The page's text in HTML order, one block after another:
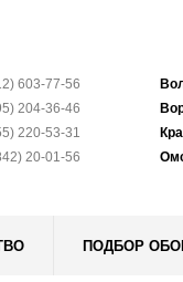
603-77-56
204-36-46
220-53-31
20-01-56
ПОДБОР